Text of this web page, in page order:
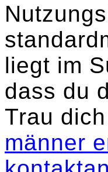
liegt im
dass du
Trau
männer